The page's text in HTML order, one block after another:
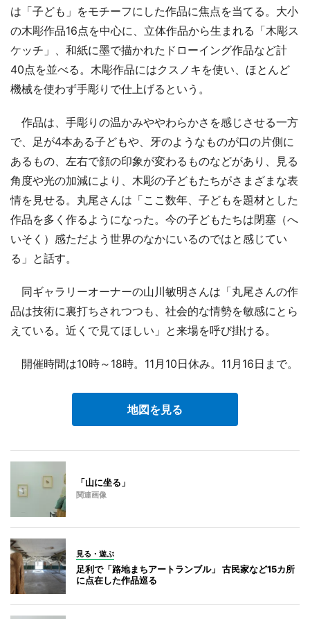
は「子ども」をモチーフにした作品に焦点を当てる。大小
の木彫作品16点を中心に、立体作品から生まれる「木彫ス
ケッチ」、和紙に墨で描かれたドローイング作品など計
40点を並べる。木彫作品にはクスノキを使い、ほとんど
機械を使わず手彫りで仕上げるという。
作品は、手彫りの温かみややわらかさを感じさせる一方
で、足が4本ある子どもや、牙のようなものが口の片側に
あるもの、左右で顔の印象が変わるものなどがあり、見る
角度や光の加減により、木彫の子どもたちがさまざまな表
情を見せる。丸尾さんは「ここ数年、子どもを題材とした
作品を多く作るようになった。今の子どもたちは閉塞（へ
いそく）感ただよう世界のなかにいるのではと感じてい
る」と話す。
同ギャラリーオーナーの山川敏明さんは「丸尾さんの作
品は技術に裏打ちされつつも、社会的な情勢を敏感にとら
えている。近くで見てほしい」と来場を呼び掛ける。
開催時間は10時～18時。11月10日休み。11月16日まで。
地図を見る
「山に坐る」
関連画像
見る・遊ぶ
足利で「路地まちアートランブル」 古民家など15カ所
に点在した作品巡る